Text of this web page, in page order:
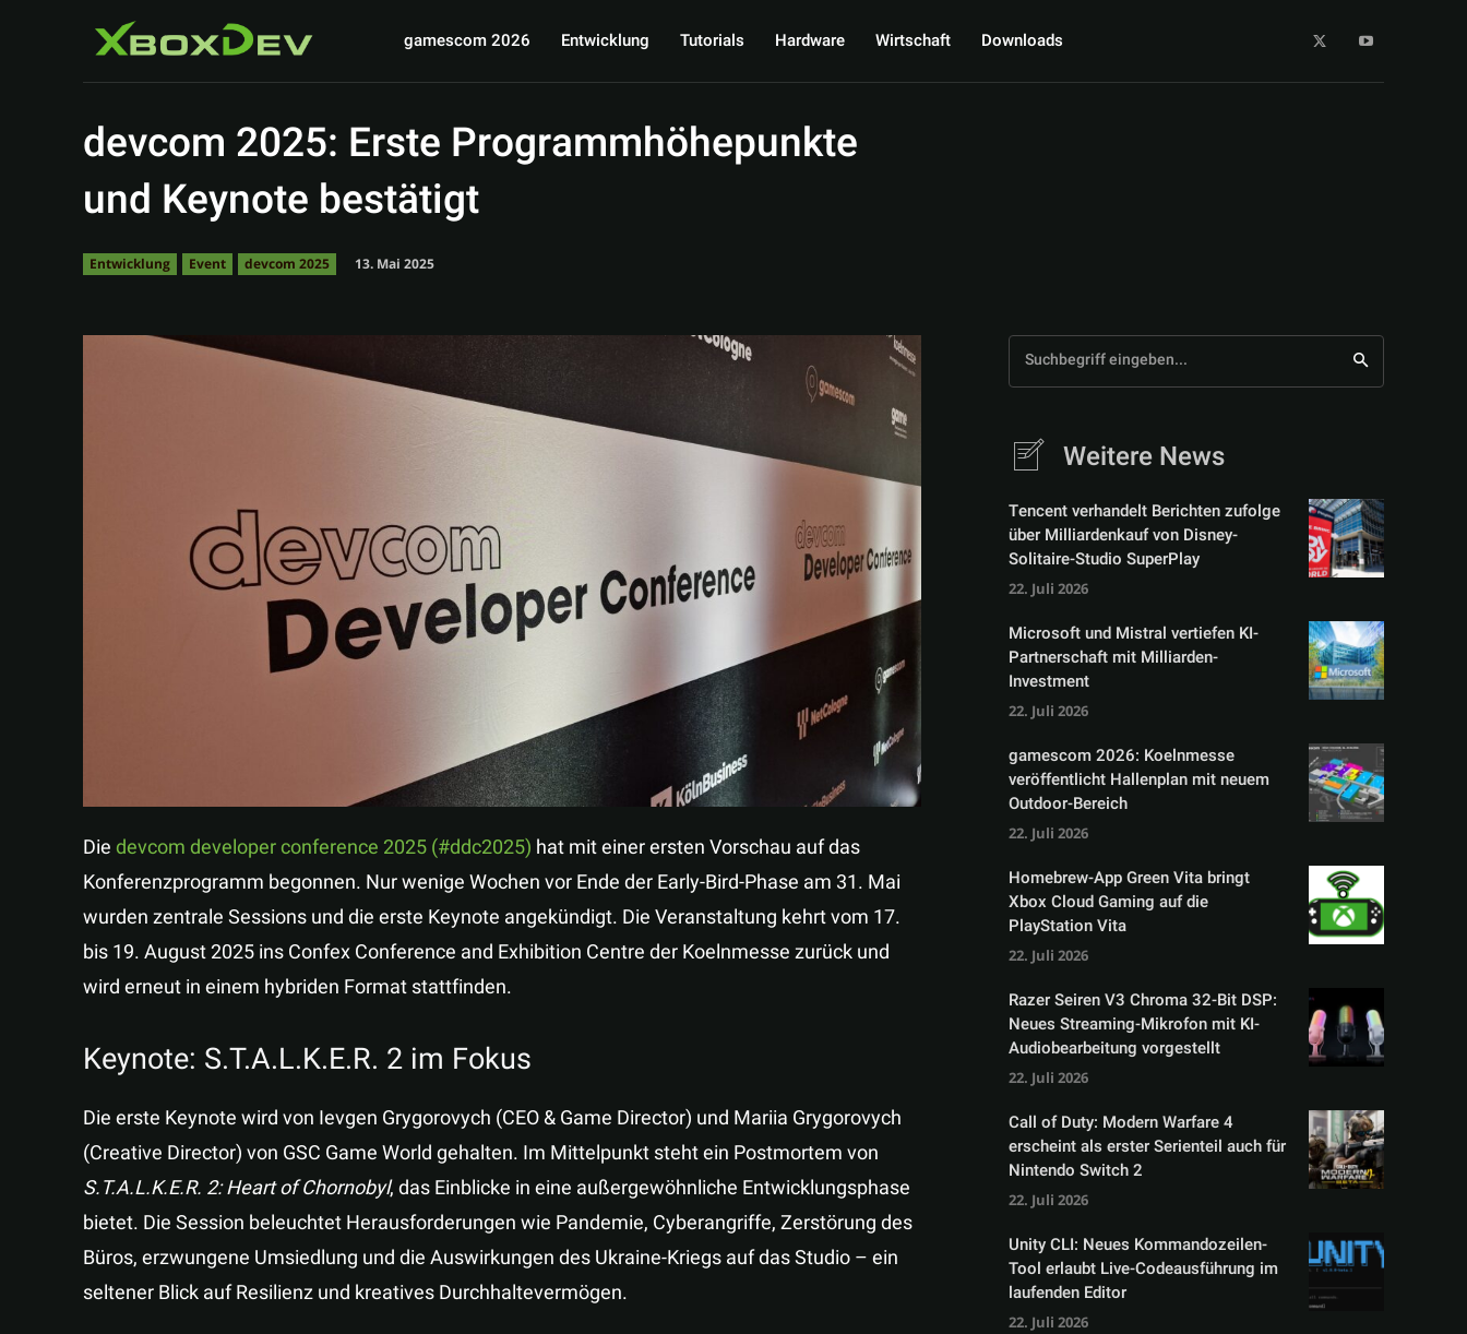
gamescom 2026 Entwicklung Tutorials Hardware Wirtschaft Downloads
devcom 2025: Erste Programmhöhepunkte
und Keynote bestätigt
Entwicklung Event devcom 2025 13. Mai 2025
Diedevcom developer conference 2025 (#ddc2025) hat mit einer ersten Vorschau auf das
Konferenzprogramm begonnen. Nur wenige Wochen vor Ende der Early-Bird-Phase am 31. Mai
wurden zentrale Sessions und die erste Keynote angekündigt. Die Veranstaltung kehrt vom 17.
bis 19. August 2025 ins Confex Conference and Exhibition Centre der Koelnmesse zurück und
wird erneut in einem hybriden Format stattfinden.
Keynote: S.T.A.L.K.E.R. 2 im Fokus
Die erste Keynote wird von Ievgen Grygorovych (CEO & Game Director) und Mariia Grygorovych
(Creative Director) von GSC Game World gehalten. Im Mittelpunkt steht ein Postmortem von
S.T.A.L.K.E.R. 2: Heart of Chornobyl, das Einblicke in eine außergewöhnliche Entwicklungsphase
bietet. Die Session beleuchtet Herausforderungen wie Pandemie, Cyberangriffe, Zerstörung des
Büros, erzwungene Umsiedlung und die Auswirkungen des Ukraine-Kriegs auf das Studio – ein
seltener Blick auf Resilienz und kreatives Durchhaltevermögen.
Suchbegriff eingeben...
Weitere News
Tencent verhandelt Berichten zufolge
über Milliardenkauf von Disney-
Solitaire-Studio SuperPlay
22. Juli 2026
Microsoft und Mistral vertiefen KI-
Partnerschaft mit Milliarden-
Investment
22. Juli 2026
gamescom 2026: Koelnmesse
veröffentlicht Hallenplan mit neuem
Outdoor-Bereich
22. Juli 2026
Homebrew-App Green Vita bringt
Xbox Cloud Gaming auf die
PlayStation Vita
22. Juli 2026
Razer Seiren V3 Chroma 32-Bit DSP:
Neues Streaming-Mikrofon mit KI-
Audiobearbeitung vorgestellt
22. Juli 2026
Call of Duty: Modern Warfare 4
erscheint als erster Serienteil auch für
Nintendo Switch 2
22. Juli 2026
Unity CLI: Neues Kommandozeilen-
Tool erlaubt Live-Codeausführung im
laufenden Editor
22. Juli 2026